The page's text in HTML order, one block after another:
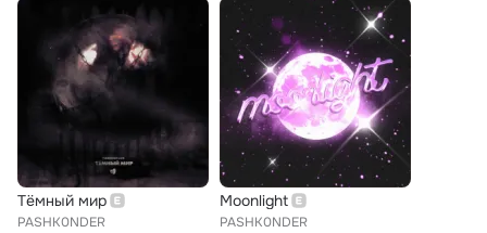
Тёмный мир
PASHK0NDER
Moonlight
PASHK0NDER